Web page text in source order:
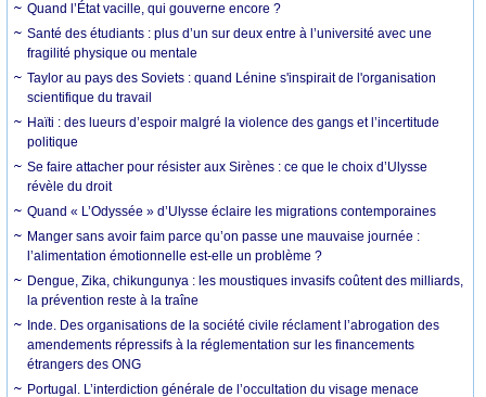
Quand l’État vacille, qui gouverne encore ?
Santé des étudiants : plus d’un sur deux entre à l’université avec une
fragilité physique ou mentale
Taylor au pays des Soviets : quand Lénine s'inspirait de l'organisation
scientifique du travail
Haïti : des lueurs d’espoir malgré la violence des gangs et l’incertitude
politique
Se faire attacher pour résister aux Sirènes : ce que le choix d’Ulysse
révèle du droit
Quand « L’Odyssée » d’Ulysse éclaire les migrations contemporaines
Manger sans avoir faim parce qu’on passe une mauvaise journée :
l’alimentation émotionnelle est-elle un problème ?
Dengue, Zika, chikungunya : les moustiques invasifs coûtent des milliards,
la prévention reste à la traîne
Inde. Des organisations de la société civile réclament l’abrogation des
amendements répressifs à la réglementation sur les financements
étrangers des ONG
Portugal. L’interdiction générale de l’occultation du visage menace